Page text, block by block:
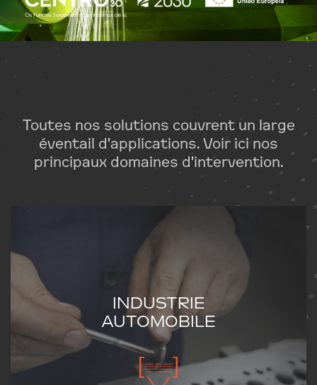
Toutes nos solutions couvrent un large
éventail d'applications. Voir ici nos
principaux domaines d'intervention.
INDUSTRIE
AUTOMOBILE